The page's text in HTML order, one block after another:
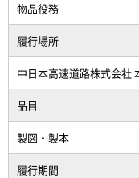
物品役務
履行場所
中日本高速道路株式会社
品目
製図・製本
履行期間